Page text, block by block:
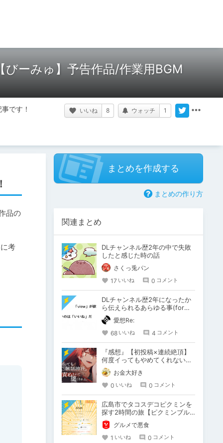
ーみゅ】予告作品/作業用BGM
です！ いいね 8 ウォッチ 1
品の
考
まとめを作成する
まとめの作り方
関連まとめ
DLチャンネル歴2年の中で失敗
したと感じた時の話
さくっ兎パン
17 いいね 0 コメント
DLチャンネル歴2年になったか
ら伝えられるあらゆる事(forま
とめ民)
愛想Re:
68 いいね 4 コメント
『感想』【初投稿×連続絶頂】
何度イってもやめてくれない嫉
妬彼氏に激責めされて堕とされ
る。お金大好き
0 いいね 0 コメント
広島市でタコスデコピクミンを
探す2時間の旅【ピクミンブル
ーム / Pikmin Bloom】
グルメで悪食
1 いいね 0 コメント